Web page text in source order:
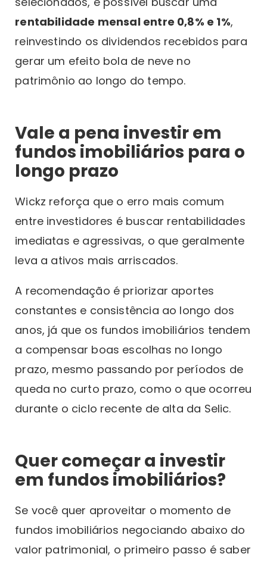
rentabilidade mensal entre 0,8% e 1%,
reinvestindo os dividendos recebidos para
gerar um efeito bola de neve no
patrimônio ao longo do tempo.
Vale a pena investir em
fundos imobiliários para o
longo prazo
Wickz reforça que o erro mais comum
entre investidores é buscar rentabilidades
imediatas e agressivas, o que geralmente
leva a ativos mais arriscados.
A recomendação é priorizar aportes
constantes e consistência ao longo dos
anos, já que os fundos imobiliários tendem
a compensar boas escolhas no longo
prazo, mesmo passando por períodos de
queda no curto prazo, como o que ocorreu
durante o ciclo recente de alta da Selic.
Quer começar a investir
em fundos imobiliários?
Se você quer aproveitar o momento de
fundos imobiliários negociando abaixo do
valor patrimonial, o primeiro passo é saber